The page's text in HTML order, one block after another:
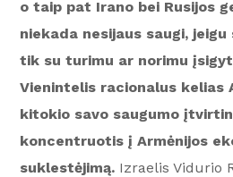
o taip pat Irano bei Rusijos
niekada nesijaus saugi, jeigu
tik su turimu ar norimu
Vienintelis racionalus kelias
kitokio savo saugumo
koncentruotis į Armėnijos
suklestėjimą. Izraelis Vidurio